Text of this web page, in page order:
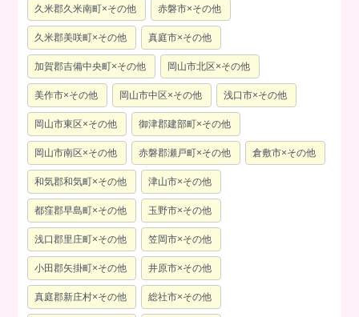
久米郡久米南町×その他 赤磐市×その他
久米郡美咲町×その他 真庭市×その他
加賀郡吉備中央町×その他 岡山市北区×その他
美作市×その他 岡山市中区×その他 浅口市×その他
岡山市東区×その他 御津郡建部町×その他
岡山市南区×その他 赤磐郡瀬戸町×その他 倉敷市×その他
和気郡和気町×その他 津山市×その他
都窪郡早島町×その他 玉野市×その他
浅口郡里庄町×その他 笠岡市×その他
小田郡矢掛町×その他 井原市×その他
真庭郡新庄村×その他 総社市×その他